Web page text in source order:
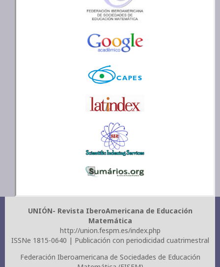
UNIÓN- Revista IberoAmericana de Educación
Matemática
http://union.fespm.es/index.php
ISSNe 1815-0640 | Publicación con periodicidad cuatrimestral
Federación Iberoamericana de Sociedades de Educación